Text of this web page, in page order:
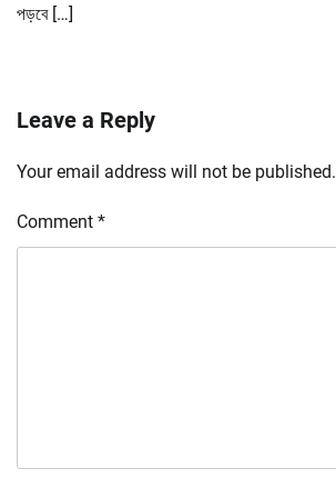
পড়বে […]
Leave a Reply
Your email address will not be published.
Comment *